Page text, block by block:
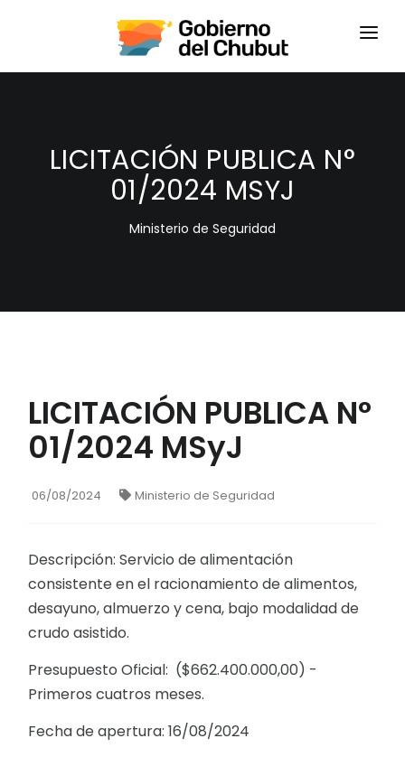
HOME
LICITACIÓN PUBLICA N°
01/2024 MSYJ
Ministerio de Seguridad
LICITACIÓN PUBLICA N°
01/2024 MSyJ
06/08/2024 Ministerio de Seguridad
Descripción: Servicio de alimentación
consistente en el racionamiento de alimentos,
desayuno, almuerzo y cena, bajo modalidad de
crudo asistido.
Presupuesto Oficial: ($662.400.000,00) -
Primeros cuatros meses.
Fecha de apertura: 16/08/2024